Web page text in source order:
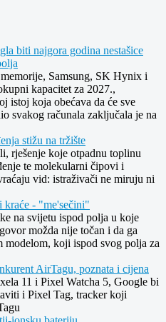
biti najgora godina nestašice
Samsung, SK Hynix i
kapacitet za 2027.,
istoj koja obećava da će sve
svakog računala zaključala je na
stižu na tržište
rješenje koje otpadnu toplinu
te molekularni čipovi i
vid: istraživači ne miruju ni
kraće - "me'sečini"
na svijetu ispod polja u koje
možda nije točan i da ga
koji ispod svog polja za
AirTagu, poznata i cijena
11 i Pixel Watcha 5, Google bi
i Pixel Tag, tracker koji